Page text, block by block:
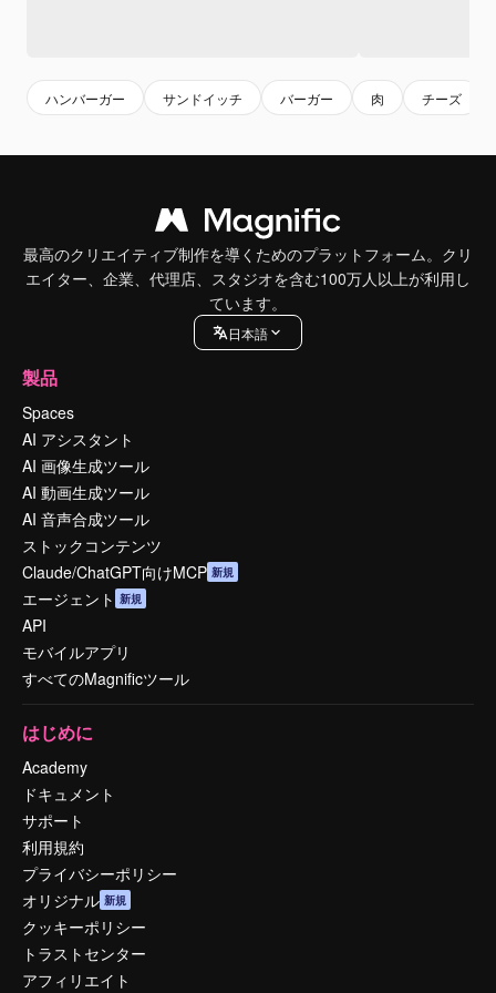
ハンバーガー サンドイッチ バーガー 肉 チーズ
最高のクリエイティブ制作を導くためのプラットフォーム。クリ
エイター、企業、代理店、スタジオを含む100万人以上が利用し
ています。
日本語
製品
Spaces
AI アシスタント
AI 画像生成ツール
AI 動画生成ツール
AI 音声合成ツール
ストックコンテンツ
Claude/ChatGPT向けMCP 新規
エージェント 新規
API
モバイルアプリ
すべてのMagnificツール
はじめに
Academy
ドキュメント
サポート
利用規約
プライバシーポリシー
オリジナル 新規
クッキーポリシー
トラストセンター
アフィリエイト